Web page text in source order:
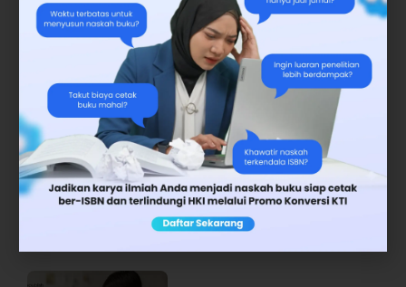
untuk Dosen dan Peneliti?
Juli 9, 2026
Jadwal Pelaporan BKD untuk Semester Genap